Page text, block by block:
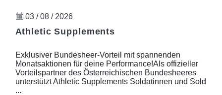
03 / 08 / 2026
Athletic Supplements
Exklusiver Bundesheer-Vorteil mit spannenden
Monatsaktionen für deine Performance!Als offizieller
Vorteilspartner des Österreichischen Bundesheeres
unterstützt Athletic Supplements Soldatinnen und Sold
...